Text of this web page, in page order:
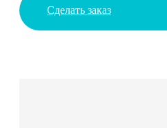
Сделать заказ